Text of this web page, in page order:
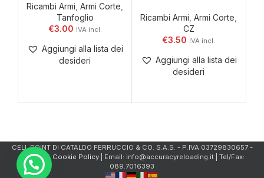
Ricambi Armi Armi Corte
Tanfoglio
€3.00
Aggiungi alla lista dei
desideri
Ricambi Armi Armi Corte
CZ
€3.50
Aggiungi alla lista dei
desideri
CELL.POINT DI CATALDO FERRUCCIO & CO. S.A.S. - P.IVA 03729830657 -
Privacy & Cookie Policy| Email: info@accuracyreloading.it | Tel/Fax:
089.7016393